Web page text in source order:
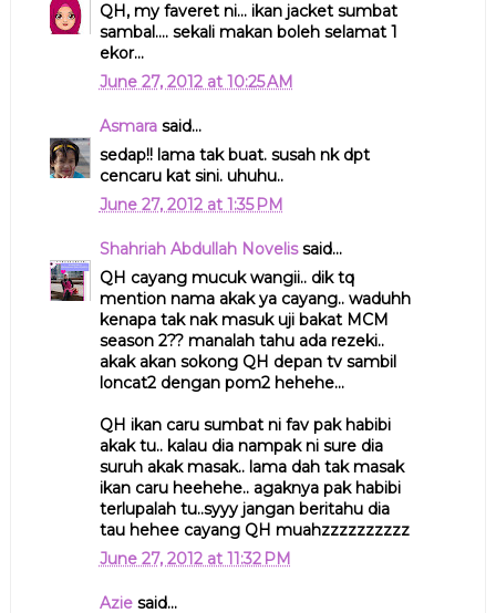
QH, my faveret ni... ikan jacket sumbat
sambal.... sekali makan boleh selamat 1
ekor...
June 27, 2012 at 10:25 AM
Asmarasaid...
sedap!! lama tak buat. susah nk dpt
cencaru kat sini. uhuhu..
June 27, 2012 at 1:35 PM
Shahriah Abdullah Novelissaid...
QH cayang mucuk wangii.. dik tq
mention nama akak ya cayang.. waduhh
kenapa tak nak masuk uji bakat MCM
season 2?? manalah tahu ada rezeki..
akak akan sokong QH depan tv sambil
loncat2 dengan pom2 hehehe...
QH ikan caru sumbat ni fav pak habibi
akak tu.. kalau dia nampak ni sure dia
suruh akak masak.. lama dah tak masak
ikan caru heehehe.. agaknya pak habibi
terlupalah tu..syyy jangan beritahu dia
tau hehee cayang QH muahzzzzzzzzzz
June 27, 2012 at 11:32 PM
Aziesaid...